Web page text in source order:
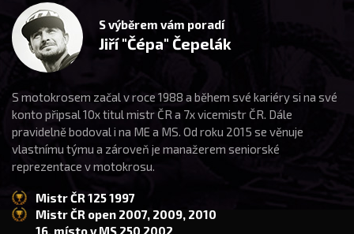
S výběrem vám poradí
Jiří "Čépa" Čepelák
S motokrosem začal v roce 1988 a během své kariéry si na své
konto připsal 10x titul mistr ČR a 7x vicemistr ČR. Dále
pravidelně bodoval i na ME a MS. Od roku 2015 se věnuje
vlastnímu týmu a zároveň je manažerem seniorské
reprezentace v motokrosu.
Mistr ČR 125 1997
Mistr ČR open 2007, 2009, 2010
16. místo v MS 250 2002